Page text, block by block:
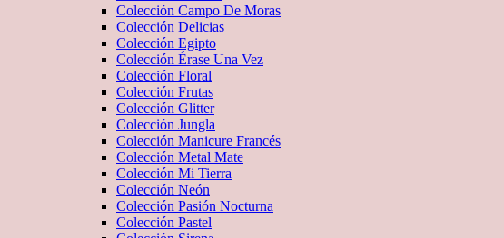
Colección Campo De Moras
Colección Delicias
Colección Egipto
Colección Érase Una Vez
Colección Floral
Colección Frutas
Colección Glitter
Colección Jungla
Colección Manicure Francés
Colección Metal Mate
Colección Mi Tierra
Colección Neón
Colección Pasión Nocturna
Colección Pastel